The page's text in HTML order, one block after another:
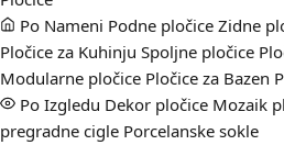
Po Nameni Podne pločice Zidne
Pločice za Kuhinju Spoljne pločice
Modularne pločice Pločice za Bazen
Po Izgledu Dekor pločice Mozaik
pregradne cigle Porcelanske sokle